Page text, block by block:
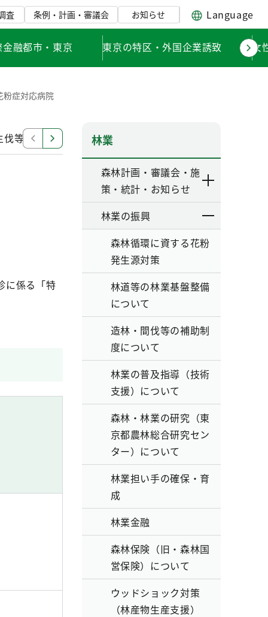
査 条例・計画・審議会 お知らせ Language
金融都市・東京 東京の特区・外国企業誘致 女
粉症対応病院
等）による花粉発生源対策
に係る「特
林業
森林計画・審議会・施
策・統計・お知らせ
林業の振興
森林循環に資する花粉
発生源対策
林道等の林業基盤整備
について
造林・間伐等の補助制
度について
林業の普及指導（技術
支援）について
森林・林業の研究（東
京都農林総合研究セン
ター）について
林業担い手の確保・育
成
林業金融
森林保険（旧・森林国
営保険）について
ウッドショック対策
（林産物生産支援）